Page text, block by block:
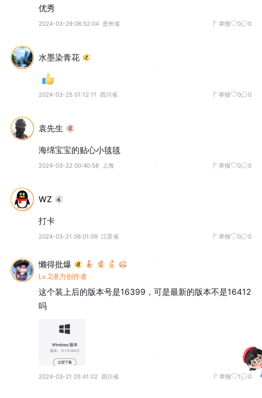
优秀
2024-03-29 08:52:04 贵州省 举报 0 0
水墨染青花
2024-03-25 01:12:11 四川省 举报 0 0
袁先生
海绵宝宝的贴心小毯毯
2024-03-22 00:40:58 上海 举报 0 0
WZ
打卡
2024-03-21 06:01:09 江苏省 举报 0 0
懒得批爆
Lv.2潜力创作者
这个装上后的版本号是16399，可是最新的版本不是16412
吗
2024-03-21 05:41:02 四川省 举报 1 0